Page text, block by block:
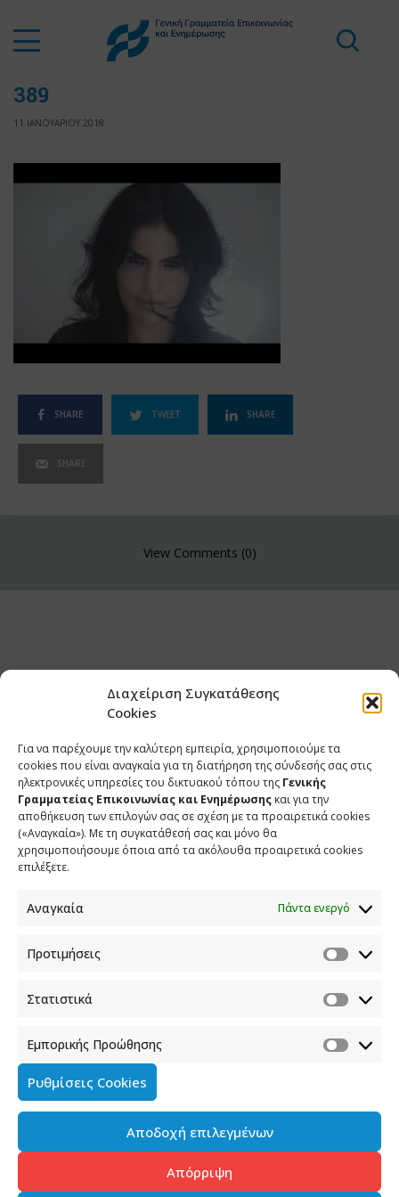
Διαχείριση Συγκατάθεσης
Cookies
Για να παρέχουμε την καλύτερη εμπειρία, χρησιμοποιούμε τα
cookies που είναι αναγκαία για τη διατήρηση της σύνδεσής σας στις
ηλεκτρονικές υπηρεσίες του δικτυακού τόπου της Γενικής
Γραμματείας Επικοινωνίας και Ενημέρωσης και για την
αποθήκευση των επιλογών σας σε σχέση με τα προαιρετικά cookies
(«Αναγκαία»). Με τη συγκατάθεσή σας και μόνο θα
χρησιμοποιήσουμε όποια από τα ακόλουθα προαιρετικά cookies
επιλέξετε.
Αναγκαία Πάντα ενεργό
Προτιμήσεις
Στατιστικά
Εμπορικής Προώθησης
Ρυθμίσεις Cookies
Αποδοχή επιλεγμένων
Απόρριψη
389
11 ΙΑΝΟΥΑΡΙΟΥ 2018
SHARE TWEET SHARE
SHARE
View Comments (0)
ΕΠΙΚΟΙΝΩΝΙΑ
Φραγκούδη 11 & Αλεξάνδρου Πάντου
info.media@media.gov.gr
Πολιτική Cookies
Όροι χρήσης
Πολιτική προστασίας προσωπικών δεδομένων του
Διαχείρηση συγκατάθεσης